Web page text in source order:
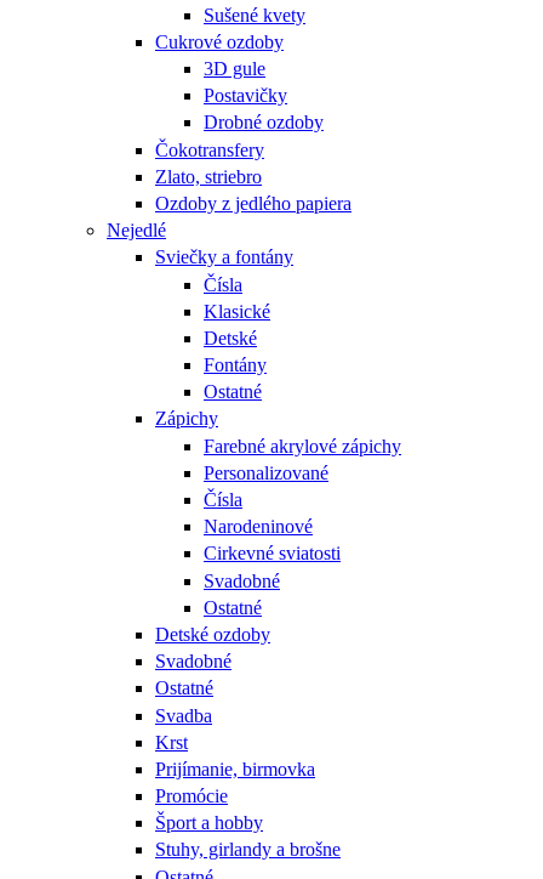
Sušené kvety
Cukrové ozdoby
3D gule
Postavičky
Drobné ozdoby
Čokotransfery
Zlato, striebro
Ozdoby z jedlého papiera
Nejedlé
Sviečky a fontány
Čísla
Klasické
Detské
Fontány
Ostatné
Zápichy
Farebné akrylové zápichy
Personalizované
Čísla
Narodeninové
Cirkevné sviatosti
Svadobné
Ostatné
Detské ozdoby
Svadobné
Ostatné
Svadba
Krst
Prijímanie, birmovka
Promócie
Šport a hobby
Stuhy, girlandy a brošne